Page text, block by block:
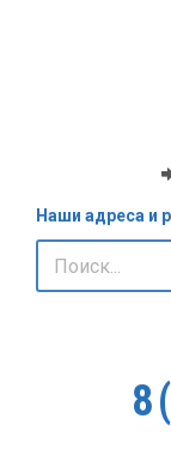
Наши адреса и
8